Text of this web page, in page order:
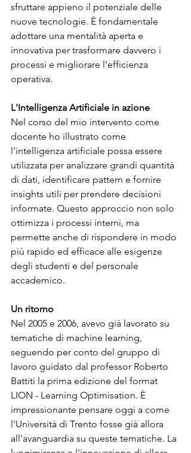
sfruttare appieno il potenziale delle
nuove tecnologie. È fondamentale
adottare una mentalità aperta e
innovativa per trasformare davvero i
processi e migliorare l'efficienza
operativa.
L'Intelligenza Artificiale in azione
Nel corso del mio intervento come
docente ho illustrato come
l'intelligenza artificiale possa essere
utilizzata per analizzare grandi quantità
di dati, identificare pattern e fornire
insights utili per prendere decisioni
informate. Questo approccio non solo
ottimizza i processi interni, ma
permette anche di rispondere in modo
più rapido ed efficace alle esigenze
degli studenti e del personale
accademico.
Un ritorno
Nel 2005 e 2006, avevo già lavorato su
tematiche di machine learning,
seguendo per conto del gruppo di
lavoro guidato dal professor Roberto
Battiti la prima edizione del format
LION - Learning Optimisation. È
impressionante pensare oggi a come
l'Università di Trento fosse già allora
all'avanguardia su queste tematiche. La